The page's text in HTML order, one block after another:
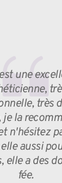
une
très
je la
n'hésitez
aussi
elle a des
fée.